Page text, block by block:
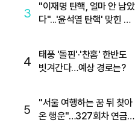
3
"이재명 탄핵, 얼마 안 남았
다"...'윤석열 탄핵' 맞힌 무
4
태풍 '돌핀'·'찬홈' 한반도
빗겨간다…예상 경로는?
5
"서울 여행하는 꿈 뒤 찾아
온 행운"…327회차 연금